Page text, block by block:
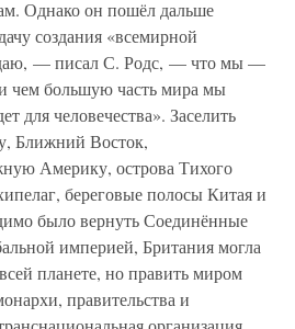
Однако он пошёл дальше
создания «всемирной
— писал С. Родс, — что мы —
чем большую часть мира мы
для человечества». Заселить
Ближний Восток,
Америку, острова Тихого
береговые полосы Китая и
было вернуть Соединённые
империей, Британия могла
планете, но править миром
правительства и